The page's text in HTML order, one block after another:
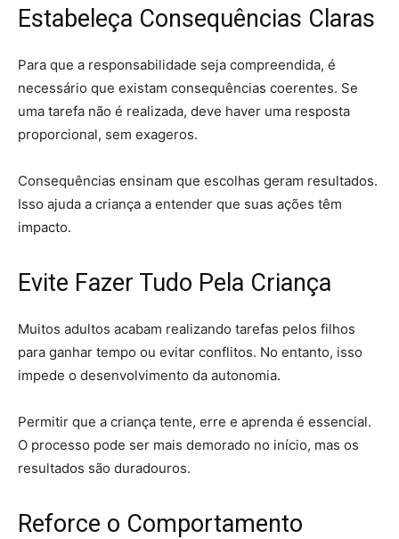
Estabeleça Consequências Claras
Para que a responsabilidade seja compreendida, é
necessário que existam consequências coerentes. Se
uma tarefa não é realizada, deve haver uma resposta
proporcional, sem exageros.
Consequências ensinam que escolhas geram resultados.
Isso ajuda a criança a entender que suas ações têm
impacto.
Evite Fazer Tudo Pela Criança
Muitos adultos acabam realizando tarefas pelos filhos
para ganhar tempo ou evitar conflitos. No entanto, isso
impede o desenvolvimento da autonomia.
Permitir que a criança tente, erre e aprenda é essencial.
O processo pode ser mais demorado no início, mas os
resultados são duradouros.
Reforce o Comportamento